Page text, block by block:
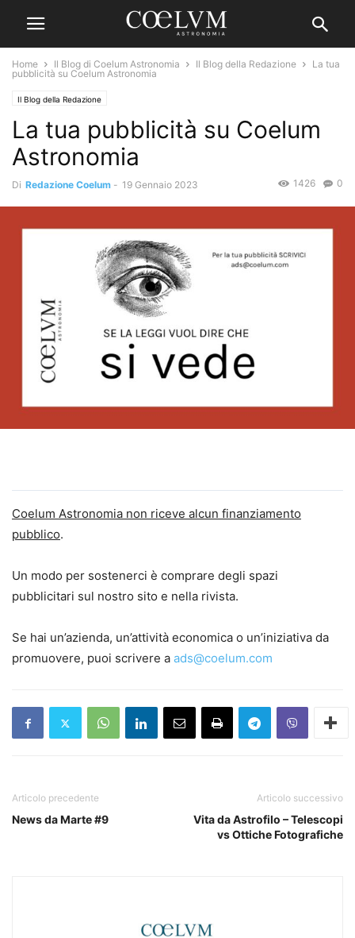
Home Il Blog di Coelum Astronomia Il Blog della Redazione
La tua
pubblicità su Coelum Astronomia
Il Blog della Redazione
La tua pubblicità su Coelum
Astronomia
Di Redazione Coelum - 19 Gennaio 2023 0
1426
Coelum Astronomia non riceve alcun finanziamento
pubblico.
Un modo per sostenerci è comprare degli spazi
pubblicitari sul nostro sito e nella rivista.
Se hai un’azienda, un’attività economica o un’iniziativa da
promuovere, puoi scrivere a ads@coelum.com
Articolo precedente
News da Marte #9
Articolo successivo
Vita da Astrofilo – Telescopi
vs Ottiche Fotografiche